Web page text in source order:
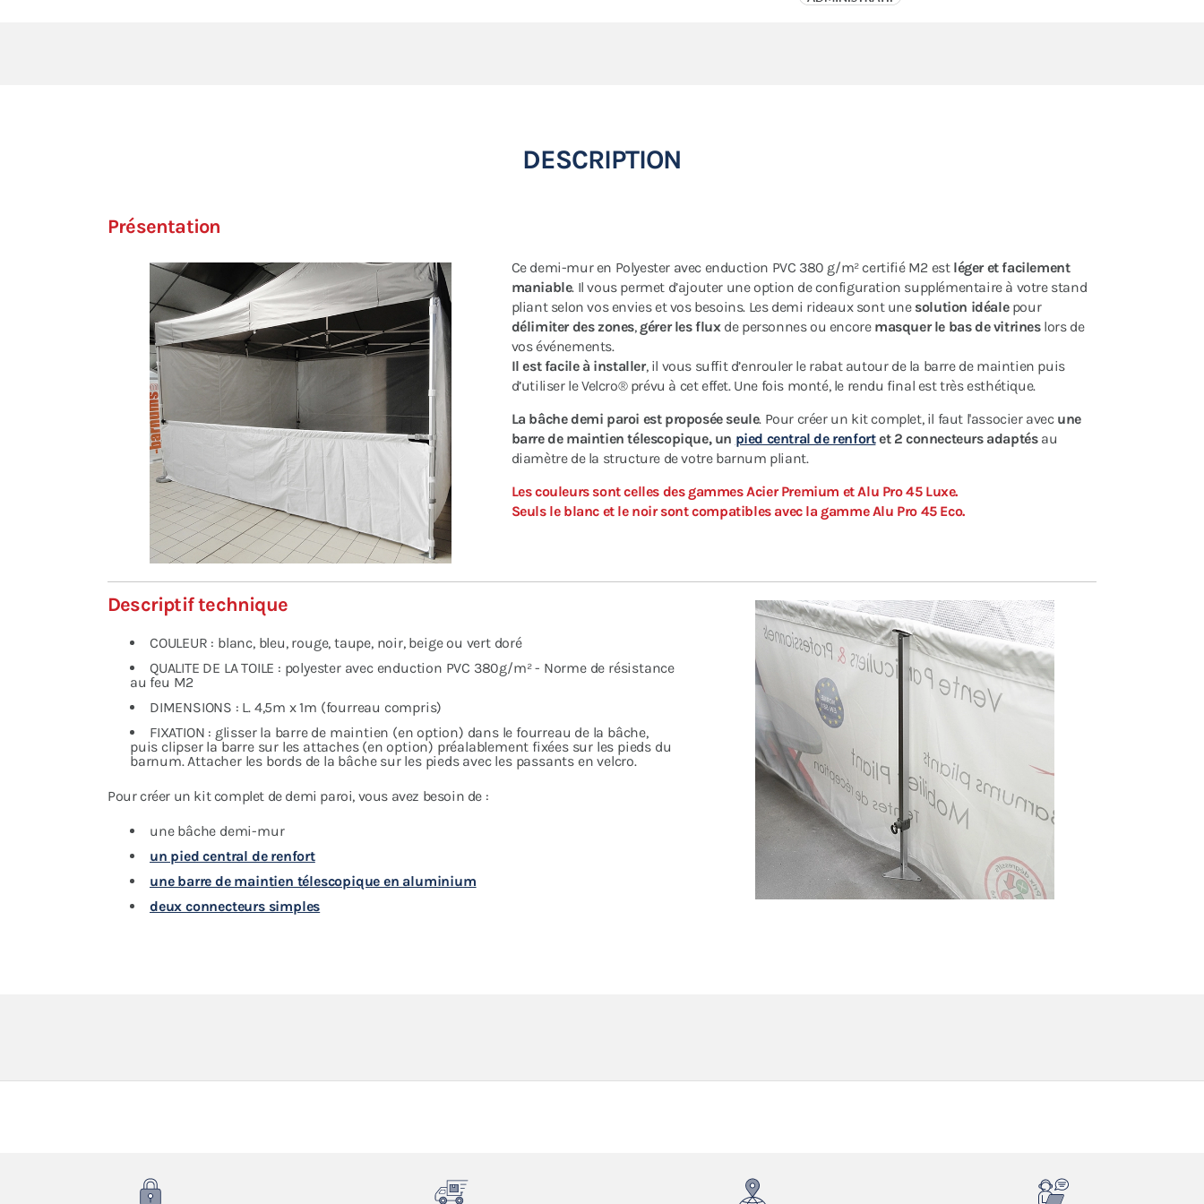
DESCRIPTION
Présentation
Ce demi-mur en Polyester avec enduction PVC 380 g/m² certifié M2 est léger et facilement
maniable. Il vous permet d’ajouter une option de configuration supplémentaire à votre stand
pliant selon vos envies et vos besoins. Les demi rideaux sont une solution idéalepour
délimiter des zones, gérer les fluxde personnes ou encore masquer le bas de vitrineslors de
vos événements.
Il est facile à installer, il vous suffit d’enrouler le rabat autour de la barre de maintien puis
d’utiliser le Velcro® prévu à cet effet. Une fois monté, le rendu final est très esthétique.
La bâche demi paroi est proposée seule. Pour créer un kit complet, il faut l'associer avec une
barre de maintien télescopique, un pied central de renfortet 2 connecteurs adaptésau
diamètre de la structure de votre barnum pliant.
Les couleurs sont celles des gammes Acier Premium et Alu Pro 45 Luxe.
Seuls le blanc et le noir sont compatibles avec la gamme Alu Pro 45 Eco.
Descriptif technique
COULEUR : blanc, bleu, rouge, taupe, noir, beige ou vert doré
QUALITE DE LA TOILE : polyester avec enduction PVC 380g/m² - Norme de résistance
au feu M2
DIMENSIONS : L. 4,5m x 1m (fourreau compris)
FIXATION : glisser la barre de maintien (en option) dans le fourreau de la bâche,
puis clipser la barre sur les attaches (en option) préalablement fixées sur les pieds du
barnum. Attacher les bords de la bâche sur les pieds avec les passants en velcro.
Pour créer un kit complet de demi paroi, vous avez besoin de :
une bâche demi-mur
un pied central de renfort
une barre de maintien télescopique en aluminium
deux connecteurs simples